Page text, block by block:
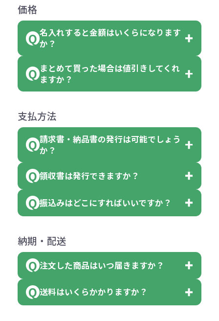
但し、ロゴなど名入れ印刷をされる
費用）
れ等分で100個ずつ入って参ります。
（割り切れない場合は数個単位で前
色指定できる商品に付きましては商
品詳細の購入の所で色が選べるよう
になっております。
い。
例えば…
クエアトート」を300個注文した場
クエアトート」は10個単位でしたら
色を指定出来るので、ピンクを100
個、ブルーを90個、イエローを110
【色指定の仕方】
に必要な個数を入力ください。
※10個単位など購入できる単位が決
はまらない数を入力すると、アラー
がございます。
ご注文の際は、十分にご確認・ご検
めご了承ください。
ただし下記の場合は承っております
●初期不良または不良品（破損、故
障）の場合
合
●名入れ、オリジナルの内容が異な
っていた場合
または返金にて対応させていただき
ます。
その際不良品については送料着払い
ください。
（商品の状態により、対応が変わる
※不良商品をご返却いただけない場
価格
名入れすると金額はいくらになります
か？
名入れありの場合の代金の計算方法
は下記の通りです。
計算例：
＜1色印刷の場合＞
（提供価格（商品代）+名入れ費用
（印刷代））×枚数+製版代
（提供価格（商品代）+名入れ費用
×色数
※例えば2色印刷の場合には、名入
れ費用が2倍、製版代が2倍必要で
す。
まとめて買った場合は値引きしてくれ
ますか？
商品によりますが、お見積もりさせ
ていただきます。
見積もりサポートから個別でお問い
支払方法
請求書・納品書の発行は可能でしょう
か？
会員様はマイページより各種帳票の
ダウンロードが可能です。
詳しくはこちらはご確認ください。
領収書のダウンロード
領収書は発行できますか？
会員様はマイページより各種帳票の
詳しくはこちらはご確認ください。
領収書のダウンロード
振込みはどこにすればいいですか？
下記口座にお願いします。
■三菱UFJ銀行
小田井支店（おたいしてん）
納期・配送
注文した商品はいつ届きますか？
既製品の場合、ご入金確認後3営業
送料はいくらかかりますか？